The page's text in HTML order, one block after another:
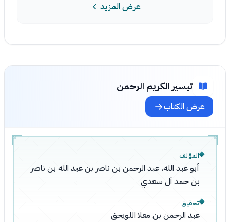
عرض المزيد
تيسير الكريم الرحمن
عرض الكتاب
المؤلف
أبو عبد الله، عبد الرحمن بن ناصر بن عبد الله بن ناصر
بن حمد آل سعدي
تحقيق
عبد الرحمن بن معلا اللويحق